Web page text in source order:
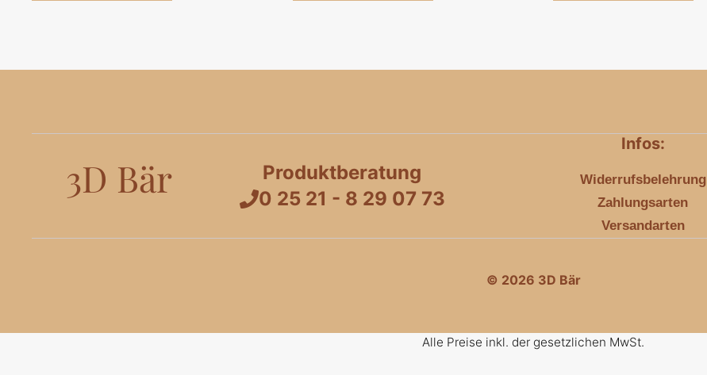
3D Bär
Produktberatung
0 25 21 - 8 29 07 73
Infos:
Widerrufsbelehrung
Zahlungsarten
Versandarten
© 2026 3D Bär
Alle Preise inkl. der gesetzlichen MwSt.